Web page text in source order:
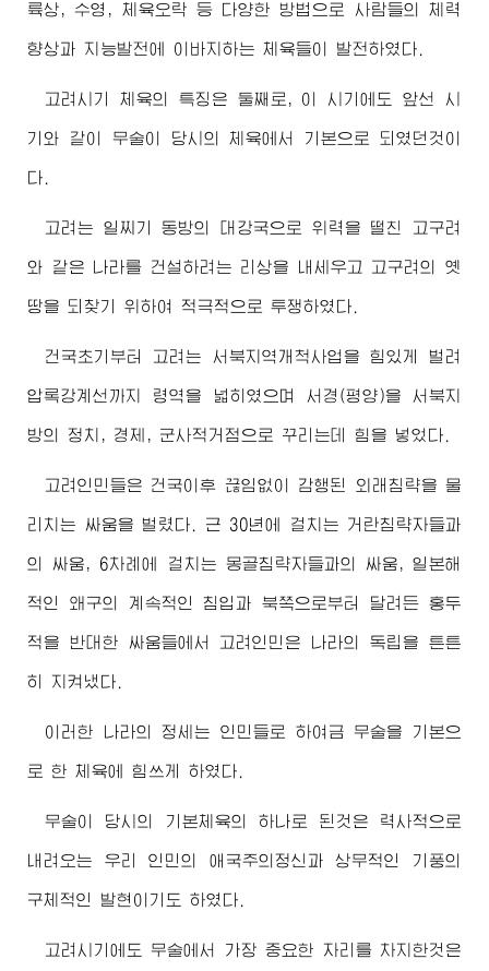
륙상, 수영, 체육오락 등 다양한 방법으로 사람들의 체력
향상과 지능발전에 이바지하는 체육들이 발전하였다.
고려시기 체육의 특징은 둘째로, 이 시기에도 앞선 시
기와 같이 무술이 당시의 체육에서 기본으로 되였던것이
다.
고려는 일찌기 동방의 대강국으로 위력을 떨친 고구려
와 같은 나라를 건설하려는 리상을 내세우고 고구려의 옛
땅을 되찾기 위하여 적극적으로 투쟁하였다.
건국초기부터 고려는 서북지역개척사업을 힘있게 벌려
압록강계선까지 령역을 넓히였으며 서경(평양)을 서북지
방의 정치, 경제, 군사적거점으로 꾸리는데 힘을 넣었다.
고려인민들은 건국이후 끊임없이 감행된 외래침략을 물
리치는 싸움을 벌렸다. 근 30년에 걸치는 거란침략자들과
의 싸움, 6차례에 걸치는 몽골침략자들과의 싸움, 일본해
적인 왜구의 계속적인 침입과 북쪽으로부터 달려든 홍두
적을 반대한 싸움들에서 고려인민은 나라의 독립을 튼튼
히 지켜냈다.
이러한 나라의 정세는 인민들로 하여금 무술을 기본으
로 한 체육에 힘쓰게 하였다.
무술이 당시의 기본체육의 하나로 된것은 력사적으로
내려오는 우리 인민의 애국주의정신과 상무적인 기풍의
구체적인 발현이기도 하였다.
고려시기에도 무술에서 가장 중요한 자리를 차지한것은